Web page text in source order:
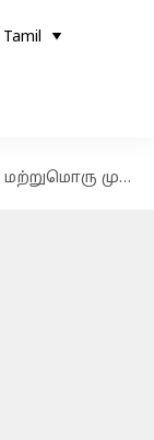
Tamil
மற்றுமொரு முக்கோண காதல் கதையா? லைக்காவின் புதிய பட அறிவிப்பால் ரசிகர்கள் குழப்பம்